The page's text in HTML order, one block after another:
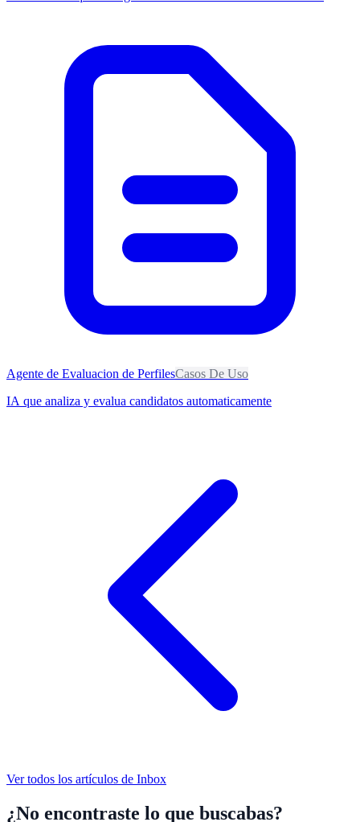
Agente de Evaluacion de PerfilesCasos De Uso
IA que analiza y evalua candidatos automaticamente
Ver todos los artículos de Inbox
¿No encontraste lo que buscabas?